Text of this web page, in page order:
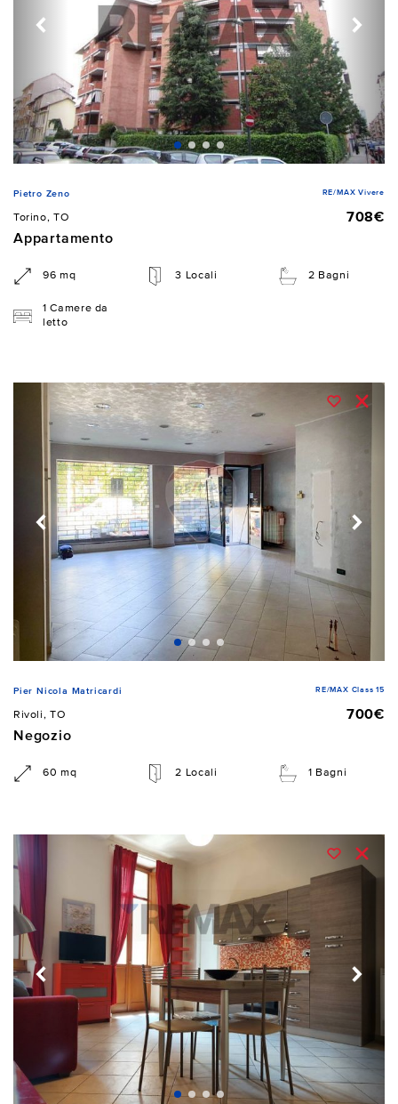
Pietro Zeno RE/MAX Vivere
Torino, TO
708€
Appartamento
96 mq 3 Locali 2 Bagni
1 Camere da
letto
Pier Nicola Matricardi RE/MAX Class 15
Rivoli, TO
700€
Negozio
60 mq 2 Locali 1 Bagni